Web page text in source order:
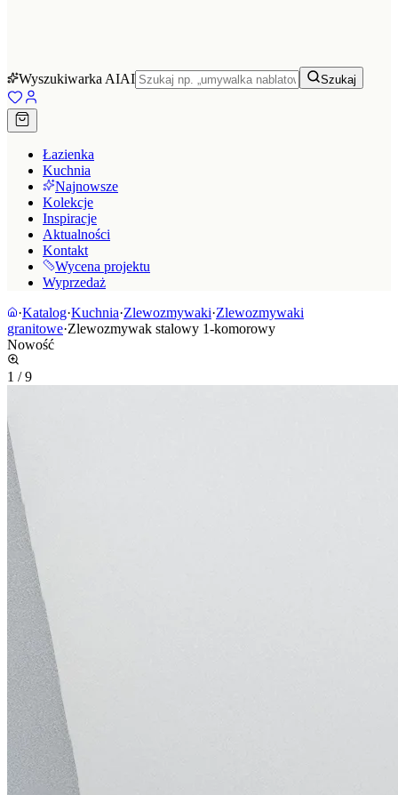
Wyszukiwarka AIAI Szukaj
Łazienka
Kuchnia
Najnowsze
Kolekcje
Inspiracje
Aktualności
Kontakt
Wycena projektu
Wyprzedaż
·Katalog·Kuchnia·Zlewozmywaki·Zlewozmywaki
granitowe·Zlewozmywak stalowy 1-komorowy
Nowość
1 /9